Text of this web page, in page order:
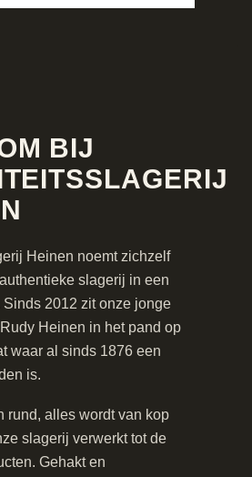
BIJ
Heinen noemt zichzelf
slagerij in een
Sinds 2012 zit onze jonge
Heinen in het pand op
waar al sinds 1876 een
is.
rund, alles wordt van kop
slagerij verwerkt tot de
Gehakt en